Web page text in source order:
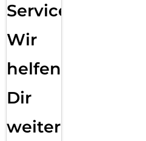
Service:
Wir
helfen
Dir
weiter